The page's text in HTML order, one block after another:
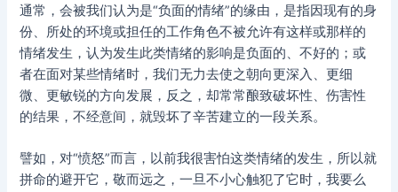
通常，会被我们认为是“负面的情绪”的缘由，是指因现有的身
份、所处的环境或担任的工作角色不被允许有这样或那样的
情绪发生，认为发生此类情绪的影响是负面的、不好的；或
者在面对某些情绪时，我们无力去使之朝向更深入、更细
微、更敏锐的方向发展，反之，却常常酿致破坏性、伤害性
的结果，不经意间，就毁坏了辛苦建立的一段关系。
譬如，对“愤怒”而言，以前我很害怕这类情绪的发生，所以就
拼命的避开它，敬而远之，一旦不小心触犯了它时，我要么